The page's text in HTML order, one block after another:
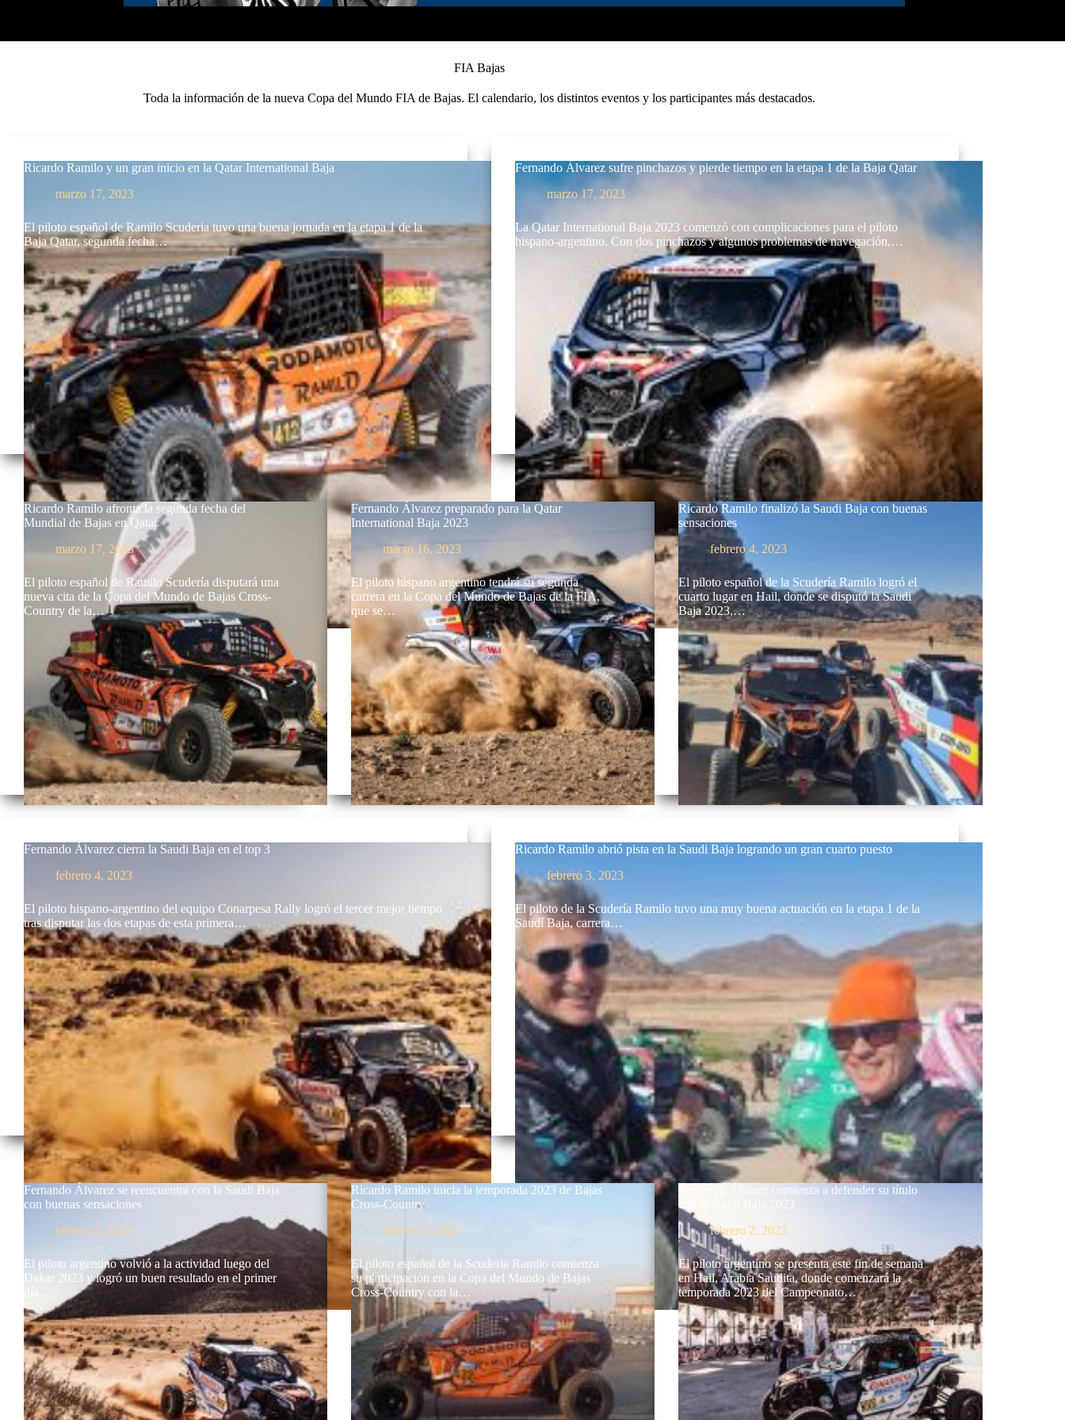
FIA Bajas
Toda la información de la nueva Copa del Mundo FIA de Bajas. El calendario, los distintos eventos y los participantes más destacados.
Ricardo Ramilo y un gran inicio en la Qatar International Baja
marzo 17, 2023
El piloto español de Ramilo Scuderia tuvo una buena jornada en la etapa 1 de la
Baja Qatar, segunda fecha…
Fernando Álvarez sufre pinchazos y pierde tiempo en la etapa 1 de la Baja Qatar
marzo 17, 2023
La Qatar International Baja 2023 comenzó con complicaciones para el piloto
hispano-argentino. Con dos pinchazos y algunos problemas de navegación,…
Ricardo Ramilo afronta la segunda fecha del
Mundial de Bajas en Qatar
marzo 17, 2023
El piloto español de Ramilo Scudería disputará una
nueva cita de la Copa del Mundo de Bajas Cross-
Country de la…
Fernando Álvarez preparado para la Qatar
International Baja 2023
marzo 16, 2023
El piloto hispano argentino tendrá su segunda
carrera en la Copa del Mundo de Bajas de la FIA,
que se…
Ricardo Ramilo finalizó la Saudi Baja con buenas
sensaciones
febrero 4, 2023
El piloto español de la Scudería Ramilo logró el
cuarto lugar en Hail, donde se disputó la Saudi
Baja 2023,…
Fernando Álvarez cierra la Saudi Baja en el top 3
febrero 4, 2023
El piloto hispano-argentino del equipo Conarpesa Rally logró el tercer mejor tiempo
tras disputar las dos etapas de esta primera…
Ricardo Ramilo abrió pista en la Saudi Baja logrando un gran cuarto puesto
febrero 3, 2023
El piloto de la Scudería Ramilo tuvo una muy buena actuación en la etapa 1 de la
Saudí Baja, carrera…
Fernando Álvarez se reencuentra con la Saudi Baja
con buenas sensaciones
febrero 3, 2023
El piloto argentino volvió a la actividad luego del
Dakar 2023 y logró un buen resultado en el primer
Ricardo Ramilo inicia la temporada 2023 de Bajas
Cross-Country
febrero 2, 2023
El piloto español de la Scuderia Ramilo comienza
su participación en la Copa del Mundo de Bajas
Cross-Country con la…
Fernando Álvarez comienza a defender su título
con la Saudi Baja 2023
febrero 2, 2023
El piloto argentino se presenta este fin de semana
en Hail, Arabia Saudita, donde comenzará la
temporada 2023 del Campeonato…